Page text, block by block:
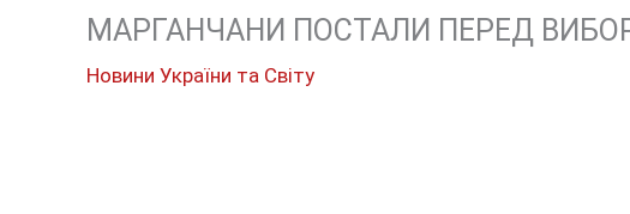
МАРГАНЧАНИ ПОСТАЛИ ПЕРЕД
Новини України та Світу